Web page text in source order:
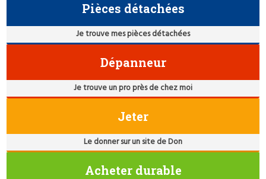
Pièces détachées
Je trouve mes pièces détachées
Dépanneur
Je trouve un pro près de chez moi
Jeter
Le donner sur un site de Don
Acheter durable